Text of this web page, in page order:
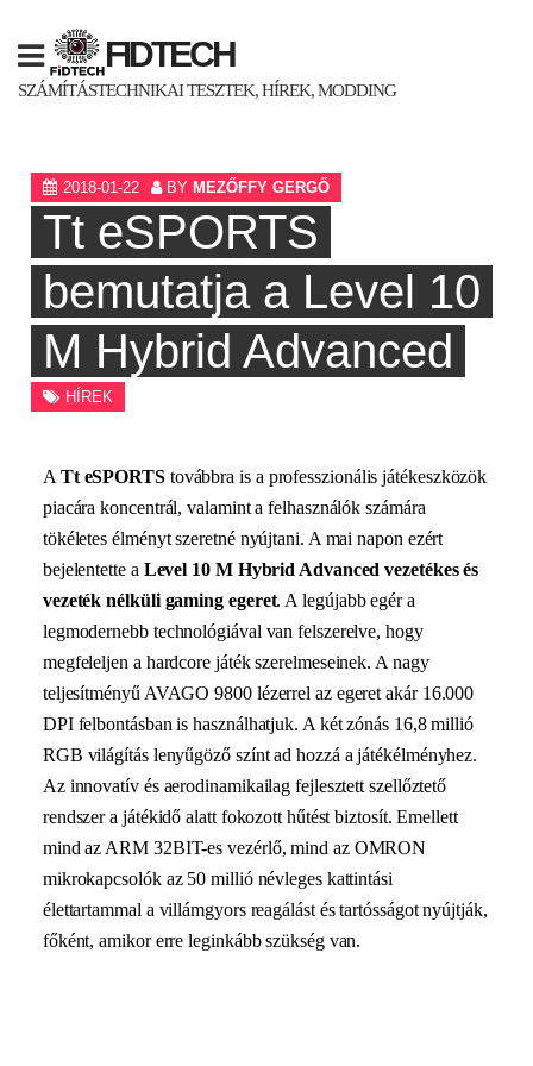
content
FIDTECH
SZÁMÍTÁSTECHNIKAI TESZTEK, HÍREK, MODDING
2018-01-22 BY MEZŐFFY GERGŐ
Tt eSPORTS
bemutatja a Level 10
M Hybrid Advanced
HÍREK
A Tt eSPORTStovábbra is a professzionális játékeszközök
piacára koncentrál, valamint a felhasználók számára
tökéletes élményt szeretné nyújtani. A mai napon ezért
bejelentette a Level 10 M Hybrid Advanced vezetékes és
vezeték nélküli gaming egeret. A legújabb egér a
legmodernebb technológiával van felszerelve, hogy
megfeleljen a hardcore játék szerelmeseinek. A nagy
teljesítményű AVAGO 9800 lézerrel az egeret akár 16.000
DPI felbontásban is használhatjuk. A két zónás 16,8 millió
RGB világítás lenyűgöző színt ad hozzá a játékélményhez.
Az innovatív és aerodinamikailag fejlesztett szellőztető
rendszer a játékidő alatt fokozott hűtést biztosít. Emellett
mind az ARM 32BIT-es vezérlő, mind az OMRON
mikrokapcsolók az 50 millió névleges kattintási
élettartammal a villámgyors reagálást és tartósságot nyújtják,
főként, amikor erre leginkább szükség van.